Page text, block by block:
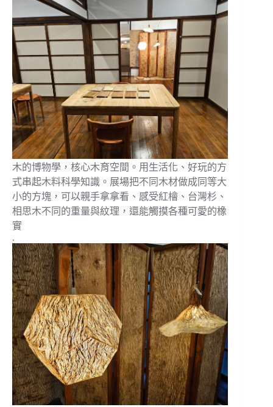
木的博物學，核心木育空間。用生活化、好玩的方
式串起木料科學知識。展場把不同木材做成同等大
小的方塊，可以親手拿拿看、感受紅檜、台灣杉、
相思木不同的重量與紋理，還能觸摸各種可愛的橡
實
.